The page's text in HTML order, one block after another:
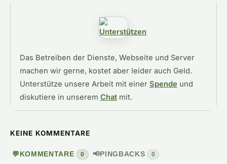
Das Betreiben der Dienste, Webseite und Server
machen wir gerne, kostet aber leider auch Geld.
Unterstütze unsere Arbeit mit einer Spende und
diskutiere in unserem Chatmit.
KEINE KOMMENTARE
💬 KOMMENTARE 0 📢 PINGBACKS 0